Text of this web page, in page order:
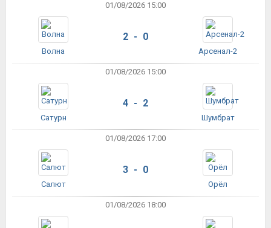
01/08/2026 15:00
Волна
2 - 0
Арсенал-2
01/08/2026 15:00
Сатурн
4 - 2
Шумбрат
01/08/2026 17:00
Салют
3 - 0
Орёл
01/08/2026 18:00